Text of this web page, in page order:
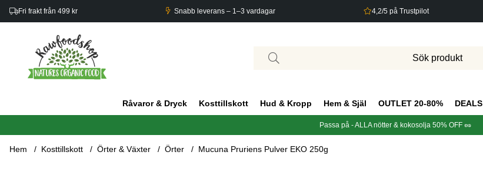
Fri frakt från 499 kr Snabb leverans – 1–3 vardagar 4,2/5 på Trustpilot
Råvaror & Dryck Kosttillskott Hud & Kropp Hem & Själ OUTLET 20-80% DEALS
Passa på - ALLA nötter & kokosolja 50% OFF 🥜
Hem Kosttillskott Örter & Växter Örter Mucuna Pruriens Pulver EKO 250g